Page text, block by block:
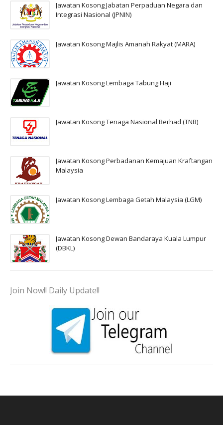
Jawatan Kosong Jabatan Perpaduan Negara dan
Integrasi Nasional (JPNIN)
Jawatan Kosong Majlis Amanah Rakyat (MARA)
Jawatan Kosong Lembaga Tabung Haji
Jawatan Kosong Tenaga Nasional Berhad (TNB)
Jawatan Kosong Perbadanan Kemajuan Kraftangan
Malaysia
Jawatan Kosong Lembaga Getah Malaysia (LGM)
Jawatan Kosong Dewan Bandaraya Kuala Lumpur
(DBKL)
Join Now!! Daily Update!!